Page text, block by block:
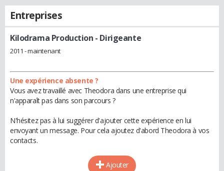
Entreprises
Kilodrama Production - Dirigeante
2011 - maintenant
Une expérience absente ?
Vous avez travaillé avec Theodora dans une entreprise qui
n'apparaît pas dans son parcours ?
N'hésitez pas à lui suggérer d'ajouter cette expérience en lui
envoyant un message. Pour cela ajoutez d'abord Theodora à vos
contacts.
Ajouter